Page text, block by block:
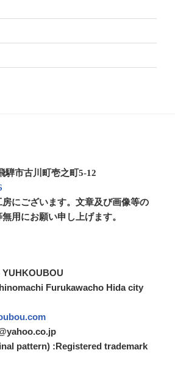
騨市古川町壱之町5-12
にございます。文章及び画像等の
用にお願い申し上げます。
Furukawacho Hida city
pattern) :Registered trademark